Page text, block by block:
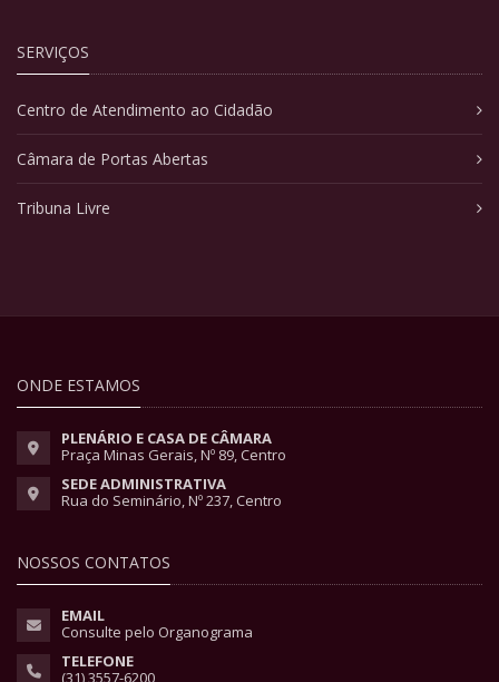
SERVIÇOS
Centro de Atendimento ao Cidadão
Câmara de Portas Abertas
Tribuna Livre
ONDE ESTAMOS
PLENÁRIO E CASA DE CÂMARA
Praça Minas Gerais, Nº 89, Centro
SEDE ADMINISTRATIVA
Rua do Seminário, Nº 237, Centro
NOSSOS CONTATOS
EMAIL
Consulte pelo Organograma
TELEFONE
(31) 3557-6200